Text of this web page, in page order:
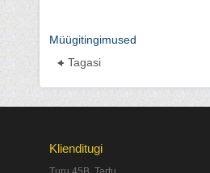
Müügitingimused
Tagasi
Klienditugi